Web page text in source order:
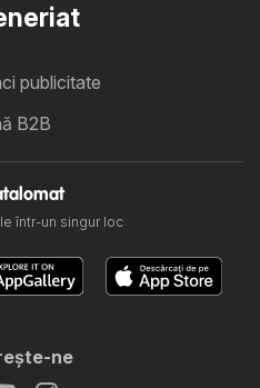
publicitate
B2B
într-un singur loc
ne